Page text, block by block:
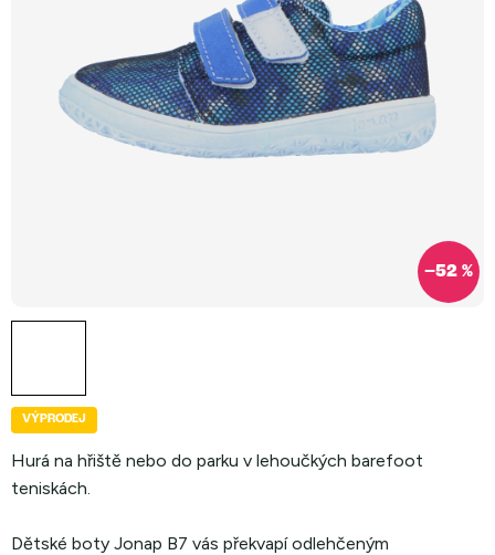
–52 %
VÝPRODEJ
Hurá na hřiště nebo do parku v lehoučkých barefoot
teniskách.
Dětské boty Jonap B7 vás překvapí odlehčeným